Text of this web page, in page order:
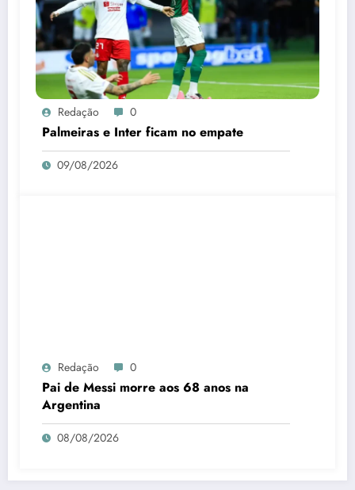
Redação 0
Palmeiras e Inter ficam no empate
09/08/2026
Redação 0
Pai de Messi morre aos 68 anos na
Argentina
08/08/2026